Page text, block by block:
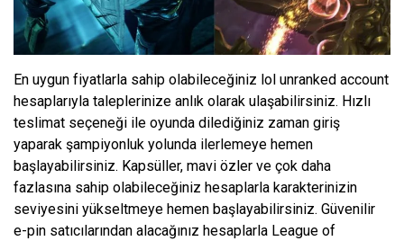
En uygun fiyatlarla sahip olabileceğiniz lol unranked account
hesaplarıyla taleplerinize anlık olarak ulaşabilirsiniz. Hızlı
teslimat seçeneği ile oyunda dilediğiniz zaman giriş
yaparak şampiyonluk yolunda ilerlemeye hemen
başlayabilirsiniz. Kapsüller, mavi özler ve çok daha
fazlasına sahip olabileceğiniz hesaplarla karakterinizin
seviyesini yükseltmeye hemen başlayabilirsiniz. Güvenilir
e-pin satıcılarından alacağınız hesaplarla League of